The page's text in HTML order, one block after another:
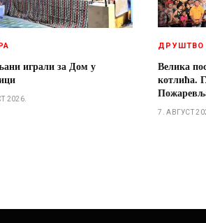
играли за Дом у
2026.
ДРУШТВО
Велика
котлића.
7. АВГУСТ